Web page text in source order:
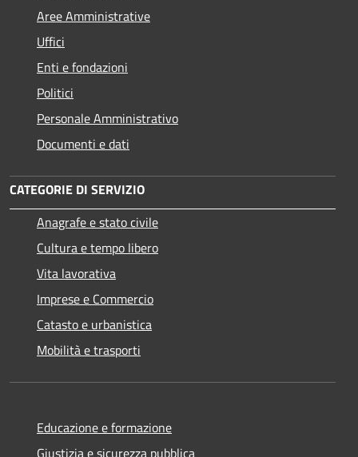
Aree Amministrative
Uffici
Enti e fondazioni
Politici
Personale Amministrativo
Documenti e dati
CATEGORIE DI SERVIZIO
Anagrafe e stato civile
Cultura e tempo libero
Vita lavorativa
Imprese e Commercio
Catasto e urbanistica
Mobilità e trasporti
Educazione e formazione